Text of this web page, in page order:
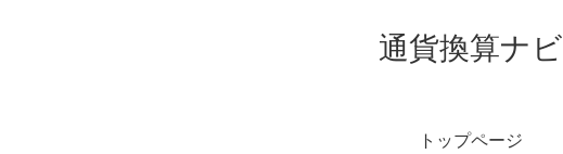
通貨換算ナビ
トップページ